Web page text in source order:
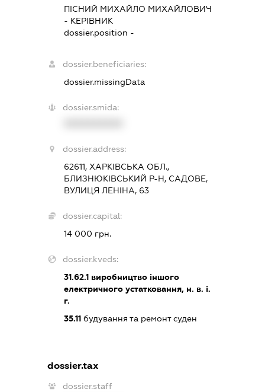
ПІСНИЙ МИХАЙЛО МИХАЙЛОВИЧ
- КЕРІВНИК
dossier.position -
dossier.beneficiaries:
dossier.missingData
dossier.smida:
dossier.address:
62611, ХАРКІВСЬКА ОБЛ.,
БЛИЗНЮКІВСЬКИЙ Р-Н, САДОВЕ,
ВУЛИЦЯ ЛЕНІНА, 63
dossier.capital:
14 000 грн.
dossier.kveds:
31.62.1 виробництво іншого
електричного устатковання, н. в. і.
г.
35.11 будування та ремонт суден
dossier.tax
dossier.staff